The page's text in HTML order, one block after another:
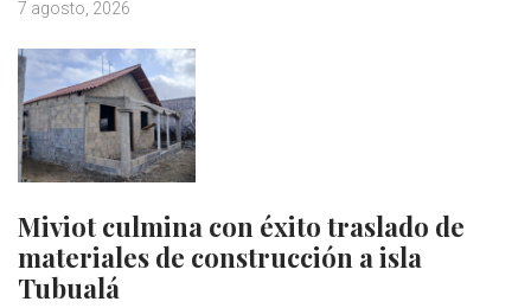
7 agosto, 2026
Miviot culmina con éxito traslado de
materiales de construcción a isla
Tubualá